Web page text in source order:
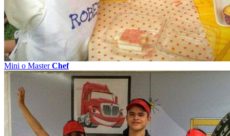
Mini o MasterChef